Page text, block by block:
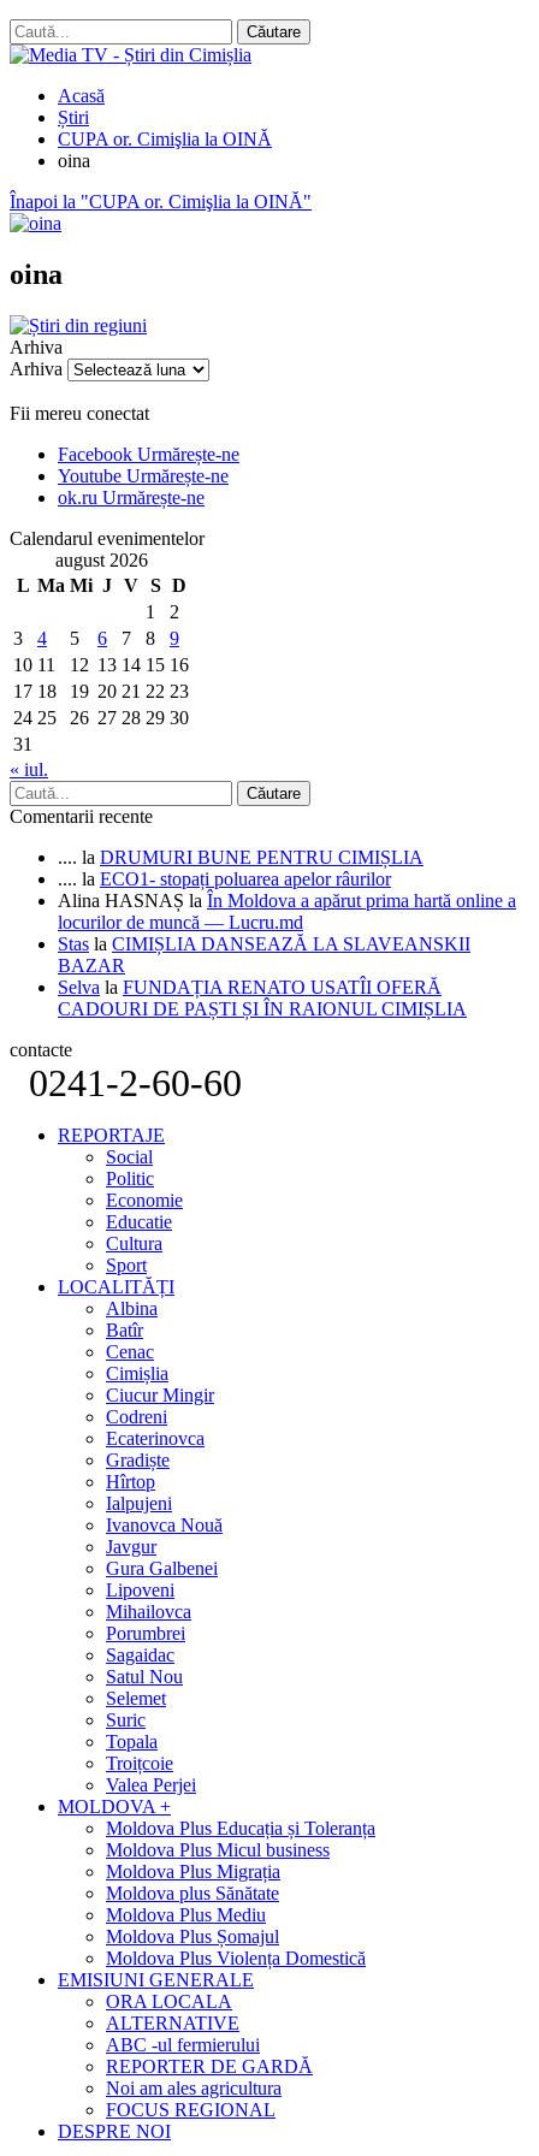
Acasă
Știri
CUPA or. Cimişlia la OINĂ
oina
Înapoi la "CUPA or. Cimişlia la OINĂ"
oina
Arhiva
Arhiva
Fii mereu conectat
Facebook Urmărește-ne
Youtube Urmărește-ne
ok.ru Urmărește-ne
Calendarul evenimentelor
august 2026
L Ma Mi J V S D
1
2
3
4 5 6 7 8
9
10 11 12 13 14 15 16
17 18 19 20 21 22 23
24 25 26 27 28 29 30
31
« iul.
Comentarii recente
.... la DRUMURI BUNE PENTRU CIMIȘLIA
.... la ECO1- stopați poluarea apelor râurilor
Alina HASNAȘ la În Moldova a apărut prima hartă online a
locurilor de muncă — Lucru.md
Stas la CIMIȘLIA DANSEAZĂ LA SLAVEANSKII
BAZAR
Selva la FUNDAȚIA RENATO USATÎI OFERĂ
CADOURI DE PAȘTI ȘI ÎN RAIONUL CIMIȘLIA
contacte
0241-2-60-60
REPORTAJE
Social
Politic
Economie
Educatie
Cultura
Sport
LOCALITĂȚI
Albina
Batîr
Cenac
Cimișlia
Ciucur Mingir
Codreni
Ecaterinovca
Gradiște
Hîrtop
Ialpujeni
Ivanovca Nouă
Javgur
Gura Galbenei
Lipoveni
Mihailovca
Porumbrei
Sagaidac
Satul Nou
Selemet
Suric
Topala
Troițcoie
Valea Perjei
MOLDOVA +
Moldova Plus Educația și Toleranța
Moldova Plus Micul business
Moldova Plus Migrația
Moldova plus Sănătate
Moldova Plus Mediu
Moldova Plus Șomajul
Moldova Plus Violența Domestică
EMISIUNI GENERALE
ORA LOCALA
ALTERNATIVE
ABC -ul fermierului
REPORTER DE GARDĂ
Noi am ales agricultura
FOCUS REGIONAL
DESPRE NOI